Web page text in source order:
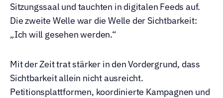
Sitzungssaal und tauchten in digitalen Feeds auf.
Die zweite Welle war die Welle der Sichtbarkeit:
„Ich will gesehen werden.“
Mit der Zeit trat stärker in den Vordergrund, dass
Sichtbarkeit allein nicht ausreicht.
Petitionsplattformen, koordinierte Kampagnen und